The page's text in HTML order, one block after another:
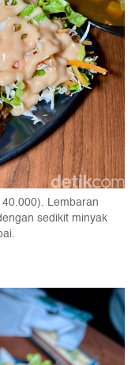
Lembaran
sedikit minyak